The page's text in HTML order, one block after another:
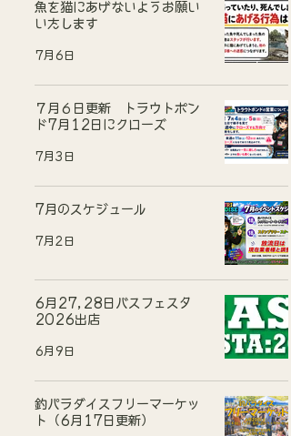
魚を猫にあげないようお願い
いたします
7月6日
７月６日更新 トラウトポン
ド7月12日にクローズ
7月3日
7月のスケジュール
7月2日
6月27,28日バスフェスタ
2026出店
6月9日
釣パラダイスフリーマーケッ
ト（6月17日更新）